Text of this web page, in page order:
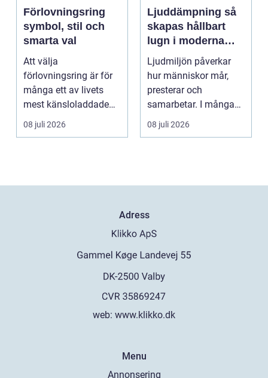
Förlovningsring
symbol, stil och
smarta val
Att välja
förlovningsring är för
många ett av livets
mest känsloladdade
beslut. Ringen ska
spegla kä...
08 juli 2026
Ljuddämpning så
skapas hållbart
lugn i moderna
lokaler
Ljudmiljön påverkar
hur människor mår,
presterar och
samarbetar. I många
kontor, skolor och
offentli...
08 juli 2026
Adress
web: www.klikko.dk
Menu
Annonsering